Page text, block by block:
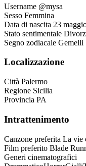
Username @mysa
Sesso Femmina
Data di nascita 23
Stato sentimentale
Segno zodiacale Gemelli
Localizzazione
Città Palermo
Regione Sicilia
Provincia PA
Intrattenimento
Canzone preferita La vie
Film preferito Blade
Generi cinematografici